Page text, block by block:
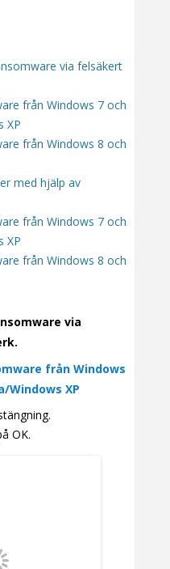
via felsäkert
från Windows 7 och
XP
från Windows 8 och
med hjälp av
från Windows 7 och
XP
från Windows 8 och
via
från Windows
Windows XP
OK.